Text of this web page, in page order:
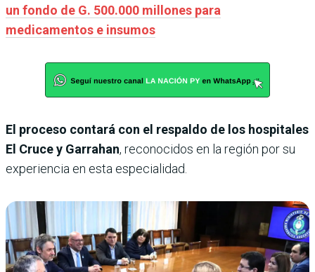
un fondo de G. 500.000 millones para
medicamentos e insumos
El proceso contará con el respaldo de los hospitales
El Cruce y Garrahan, reconocidos en la región por su
experiencia en esta especialidad.